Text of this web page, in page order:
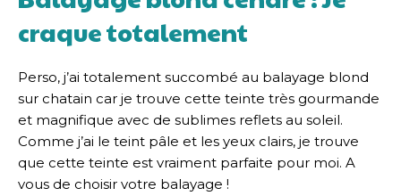
craque totalement
Perso, j’ai totalement succombé au balayage blond
sur chatain car je trouve cette teinte très gourmande
et magnifique avec de sublimes reflets au soleil.
Comme j’ai le teint pâle et les yeux clairs, je trouve
que cette teinte est vraiment parfaite pour moi. A
vous de choisir votre balayage !